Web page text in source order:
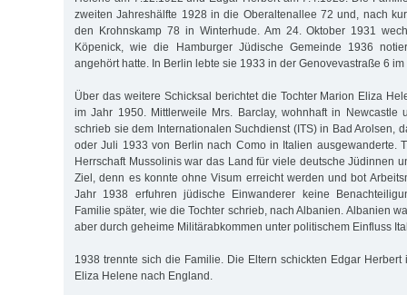
zweiten Jahreshälfte 1928 in die Oberaltenallee 72 und, nach
den Krohnskamp 78 in Winterhude. Am 24. Oktober 1931
Köpenick, wie die Hamburger Jüdische Gemeinde 1936
angehört hatte. In Berlin lebte sie 1933 in der Genovevastraße 6
Über das weitere Schicksal berichtet die Tochter Marion Eliza
im Jahr 1950. Mittlerweile Mrs. Barclay, wohnhaft in Newcastle
schrieb sie dem Internationalen Suchdienst (ITS) in Bad Arolsen,
oder Juli 1933 von Berlin nach Como in Italien ausgewanderte.
Herrschaft Mussolinis war das Land für viele deutsche Jüdinnen
Ziel, denn es konnte ohne Visum erreicht werden und bot
Jahr 1938 erfuhren jüdische Einwanderer keine
Familie später, wie die Tochter schrieb, nach Albanien. Albanien
aber durch geheime Militärabkommen unter politischem Einfluss
1938 trennte sich die Familie. Die Eltern schickten Edgar
Eliza Helene nach England.